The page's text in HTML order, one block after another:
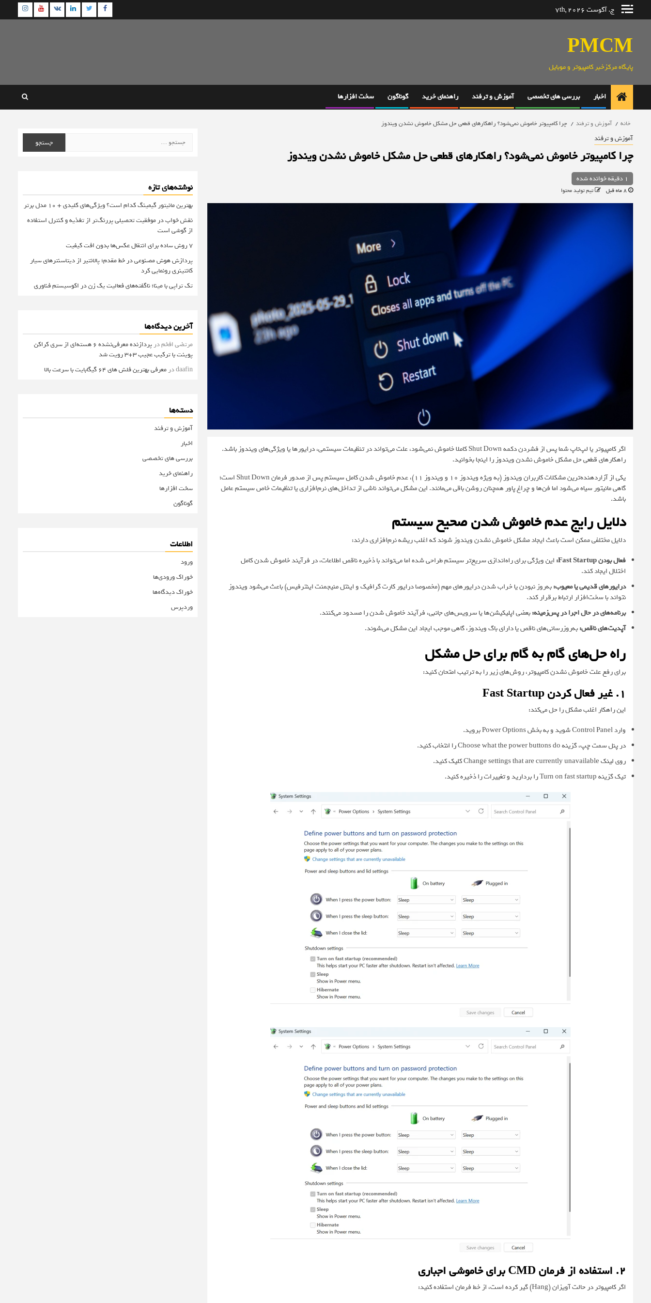
ج. آگوست 7th, 2026 Facebook
Twitter
Linkedin
VK
PMCM
پایگاه مرکزخبر کامپیوتر و موبایل
اخبار بررسی های تخصصی آموزش و ترفند راهنمای خرید گوناگون سخت افزارها
خانه آموزش و ترفند چرا کامپیوتر خاموش نمی‌شود؟ راهکارهای قطعی حل مشکل خاموش نشدن ویندوز
آموزش و ترفند
چرا کامپیوتر خاموش نمی‌شود؟ راهکارهای قطعی حل مشکل خاموش نشدن ویندوز
1 دقیقه خوانده شده
تیم تولید محتوا
اگر کامپیوتر یا لپ‌تاپ شما پس از فشردن دکمه Shut Down کاملا خاموش نمی‌شود، علت می‌تواند در تنظیمات سیستمی، درایورها یا ویژگی‌های ویندوز باشد.
راهکارهای قطعی حل مشکل خاموش نشدن ویندوز را اینجا بخوانید.
یکی از آزاردهنده‌ترین مشکلات کاربران ویندوز (به ویژه ویندوز ۱۰ و ویندوز ۱۱)، عدم خاموش شدن کامل سیستم پس از صدور فرمان Shut Down است؛
گاهی مانیتور سیاه می‌شود اما فن‌ها و چراغ پاور همچنان روشن باقی می‌مانند. این مشکل می‌تواند ناشی از تداخل‌های نرم‌افزاری یا تنظیمات خاص سیستم عامل
باشد.
دلایل رایج عدم خاموش شدن صحیح سیستم
دلایل مختلفی ممکن است باعث ایجاد مشکل خاموش نشدن ویندوز شوند که اغلب ریشه نرم‌افزاری دارند:
فعال بودن Fast Startup:
این ویژگی برای راه‌اندازی سریع‌تر سیستم طراحی شده اما می‌تواند با ذخیره ناقص اطلاعات، در فرآیند خاموش شدن کامل
اختلال ایجاد کند.
درایورهای قدیمی یا معیوب:به‌روز نبودن یا خراب شدن درایورهای مهم (مخصوصا درایور کارت گرافیک و اینتل منیجمنت اینترفیس) باعث می‌شود ویندوز
نتواند با سخت‌افزار ارتباط برقرار کند.
برنامه‌های در حال اجرا در پس‌زمینه:بعضی اپلیکیشن‌ها یا سرویس‌های جانبی، فرآیند خاموش شدن را مسدود می‌کنند.
آپدیت‌های ناقص:به‌روزرسانی‌های ناقص یا دارای باگ ویندوز، گاهی موجب ایجاد این مشکل می‌شوند.
راه حل‌های گام به گام برای حل مشکل
برای رفع علت خاموش نشدن کامپیوتر، روش‌های زیر را به ترتیب امتحان کنید:
۱. غیر فعال کردن Fast Startup
این راهکار اغلب مشکل را حل می‌کند:
وارد Control Panel شوید و به بخش Power Options بروید.
در پنل سمت چپ، گزینه Choose what the power buttons do را انتخاب کنید.
روی لینک Change settings that are currently unavailable کلیک کنید.
تیک گزینه Turn on fast startup را بردارید و تغییرات را ذخیره کنید.
۲. استفاده از فرمان CMD برای خاموشی اجباری
اگر کامپیوتر در حالت آویزان (Hang) گیر کرده است، از خط فرمان استفاده کنید:
برای:
نوشته‌های تازه
بهترین مانیتور گیمینگ کدام است؟ ویژگی‌های کلیدی + 10 مدل برتر
نقش خواب در موفقیت تحصیلی پررنگ‌تر از تغذیه و کنترل استفاده
از گوشی است
۷ روش ساده برای انتقال عکس‌ها بدون افت کیفیت
پردازش هوش مصنوعی در خط مقدم؛ پالانتیر از دیتاسنترهای سیار
کانتینری رونمایی کرد
تک تراپی با مینا؛ ناگفته‌های فعالیت یک زن در اکوسیستم فناوری
آخرین دیدگاه‌ها
مرتضی افخمدر
پردازنده معرفی‌نشده 6 هسته‌ای از سری کراکن
پوینت با ترکیب عجیب 3+3 رویت شد
daafinدر معرفی بهترین فلش های 64 گیگابایت با سرعت بالا
دسته‌ها
آموزش و ترفند
اخبار
بررسی های تخصصی
راهنمای خرید
سخت افزارها
گوناگون
اطلاعات
ورود
خوراک ورودی‌ها
خوراک دیدگاه‌ها
وردپرس